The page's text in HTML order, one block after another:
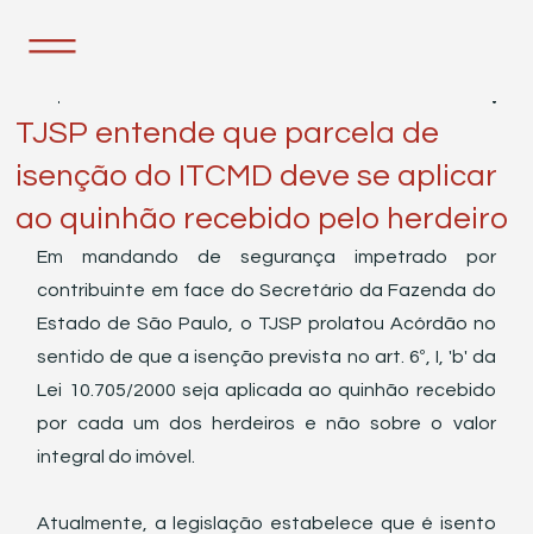
TJSP entende que parcela de
isenção do ITCMD deve se aplicar
ao quinhão recebido pelo herdeiro
Em mandando de segurança impetrado por
contribuinte em face do Secretário da Fazenda do
Estado de São Paulo, o TJSP prolatou Acórdão no
sentido de que a isenção prevista no art. 6º, I, 'b' da
Lei 10.705/2000 seja aplicada ao quinhão recebido
por cada um dos herdeiros e não sobre o valor
integral do imóvel.
Atualmente, a legislação estabelece que é isento